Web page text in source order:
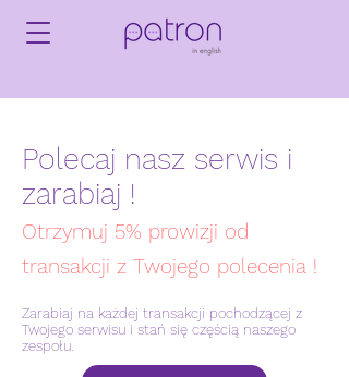
Polecaj nasz serwis i
zarabiaj !
Otrzymuj 5% prowizji od
transakcji z Twojego polecenia !
Zarabiaj na każdej transakcji pochodzącej z
Twojego serwisu i stań się częścią naszego
zespołu.